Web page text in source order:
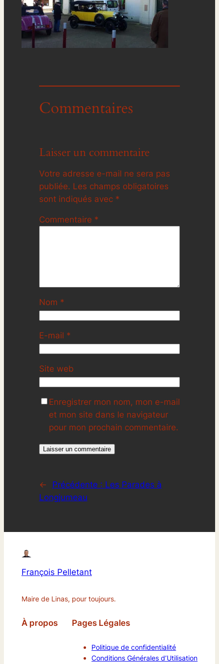
Commentaires
Laisser un commentaire
Votre adresse e-mail ne sera pas
publiée. Les champs obligatoires
sont indiqués avec *
Commentaire *
Nom *
E-mail *
Site web
Enregistrer mon nom, mon e-mail
et mon site dans le navigateur
pour mon prochain commentaire.
← Précédente : Les Parades à
Longjumeau
François Pelletant
Maire de Linas, pour toujours.
À propos Pages Légales
Politique de confidentialité
Conditions Générales d’Utilisation